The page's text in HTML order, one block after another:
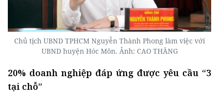
Chủ tịch UBND TPHCM Nguyễn Thành Phong làm việc với
UBND huyện Hóc Môn. Ảnh: CAO THĂNG
20% doanh nghiệp đáp ứng được yêu cầu “3
tại chỗ”